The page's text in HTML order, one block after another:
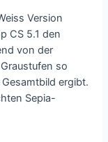
Version
CS 5.1 den
von der
so
ergibt.
Sepia-